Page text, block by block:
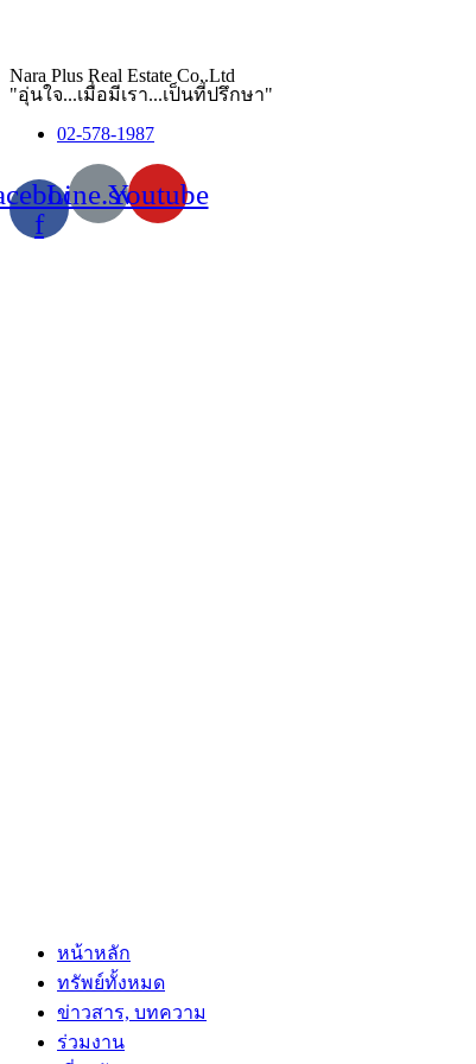
Nara Plus Real Estate Co,.Ltd
"อุ่นใจ...เมื่อมีเรา...เป็นที่ปรึกษา"
02-578-1987
f
Line.svgYoutube
หน้าหลัก
ทรัพย์ทั้งหมด
ข่าวสาร, บทความ
ร่วมงาน